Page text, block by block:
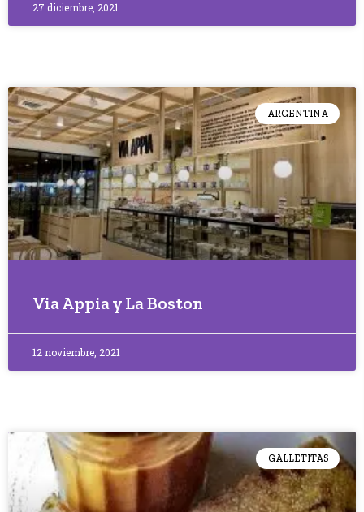
27 diciembre, 2021
ARGENTINA
Via Appia y La Boston
12 noviembre, 2021
GALLETITAS